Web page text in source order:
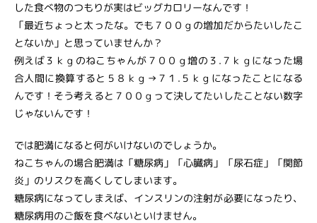
した食べ物のつもりが実はビッグカロリーなんです！
「最近ちょっと太ったな。でも７００ｇの増加だからたいしたこ
とないか」と思っていませんか？
例えば３ｋｇのねこちゃんが７００ｇ増の３.７ｋｇになった場
合人間に換算すると５８ｋｇ→７１.５ｋｇになったことになる
んです！そう考えると７００ｇって決してたいしたことない数字
じゃないんです！
では肥満になると何がいけないのでしょうか。
ねこちゃんの場合肥満は「糖尿病」「心臓病」「尿石症」「関節
炎」のリスクを高くしてしまいます。
糖尿病になってしまえば、インスリンの注射が必要になったり、
糖尿病用のご飯を食べないといけません。